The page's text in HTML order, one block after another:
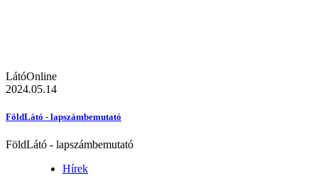
LátóOnline
2024.05.14
FöldLátó - lapszámbemutató
FöldLátó - lapszámbemutató
Hírek